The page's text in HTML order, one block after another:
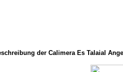
der Calimera Es Talaial